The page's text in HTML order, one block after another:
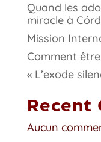
Quand les
miracle à
Mission
Comment
« L’exode
Recent
Aucun